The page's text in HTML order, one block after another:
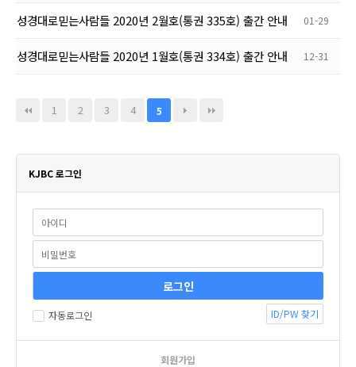
성경대로믿는사람들 2020년 2월호(통권 335호) 출간 안내 01-29
성경대로믿는사람들 2020년 1월호(통권 334호) 출간 안내 12-31
1 2 3 4 5
KJBC 로그인
자동로그인 ID/PW 찾기
회원가입